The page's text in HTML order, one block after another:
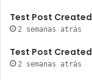
Test Post Created
2 semanas atrás
Test Post Created
2 semanas atrás